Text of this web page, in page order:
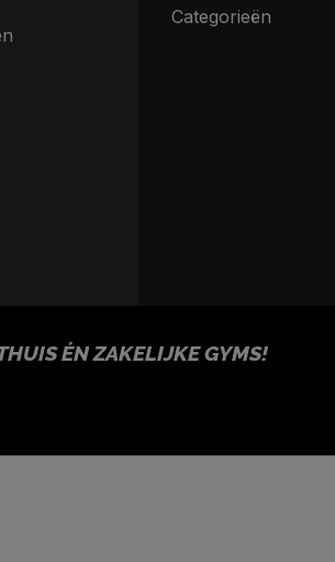
Categorieën
ÉN ZAKELIJKE GYMS!